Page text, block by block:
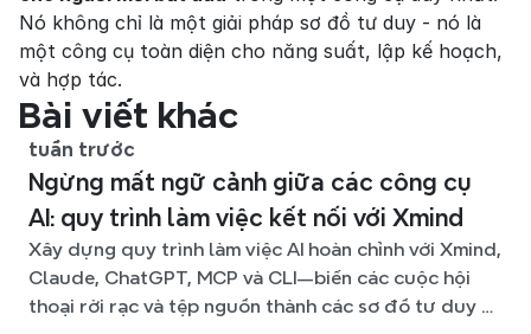
Nó không chỉ là một giải pháp sơ đồ tư duy - nó là
một công cụ toàn diện cho năng suất, lập kế hoạch,
và hợp tác.
Bài viết khác
tuần trước
Ngừng mất ngữ cảnh giữa các công cụ
AI: quy trình làm việc kết nối với Xmind
Xây dựng quy trình làm việc AI hoàn chỉnh với Xmind,
Claude, ChatGPT, MCP và CLI—biến các cuộc hội
thoại rời rạc và tệp nguồn thành các sơ đồ tư duy rõ